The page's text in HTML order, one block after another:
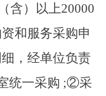
含） 以上20000
资和服务采购申
，经单位负责
统一采购 ;②采